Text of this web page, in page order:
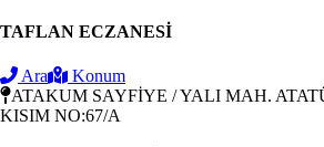
TAFLAN ECZANESİ
Ara
Konum
ATAKUM SAYFİYE / YALI MAH.
KISIM NO:67/A